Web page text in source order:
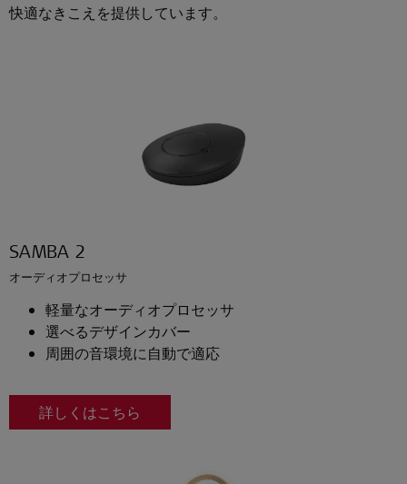
快適なきこえを提供しています。
SAMBA 2
オーディオプロセッサ
軽量なオーディオプロセッサ
選べるデザインカバー
周囲の音環境に自動で適応
詳しくはこちら